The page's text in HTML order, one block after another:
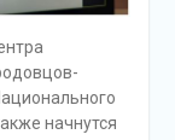
начнутся